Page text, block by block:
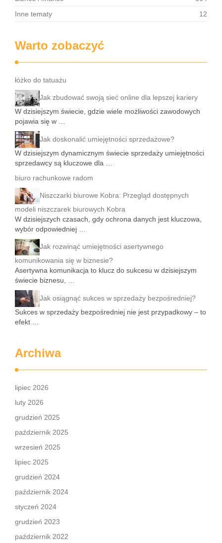
Inne tematy
12
Warto zobaczyć
łóżko do tatuażu
Jak zbudować swoją sieć online dla lepszej kariery
W dzisiejszym świecie, gdzie wiele możliwości zawodowych
pojawia się w …
Jak doskonalić umiejętności sprzedażowe?
W dzisiejszym dynamicznym świecie sprzedaży umiejętności
sprzedawcy są kluczowe dla …
biuro rachunkowe radom
Niszczarki biurowe Kobra: Przegląd dostępnych
modeli niszczarek biurowych Kobra
W dzisiejszych czasach, gdy ochrona danych jest kluczowa,
wybór odpowiedniej …
Jak rozwinąć umiejętności asertywnego
komunikowania się w biznesie?
Asertywna komunikacja to klucz do sukcesu w dzisiejszym
świecie biznesu, …
Jak osiągnąć sukces w sprzedaży bezpośredniej?
Sukces w sprzedaży bezpośredniej nie jest przypadkowy – to
efekt …
Archiwa
lipiec 2026
luty 2026
grudzień 2025
październik 2025
wrzesień 2025
lipiec 2025
grudzień 2024
październik 2024
styczeń 2024
grudzień 2023
październik 2022